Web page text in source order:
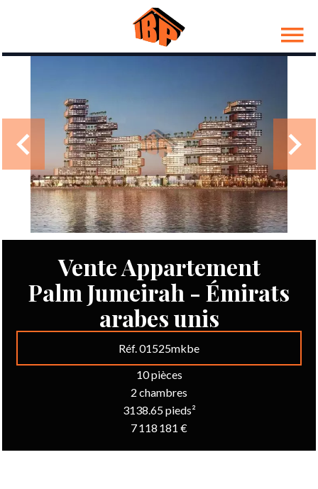
Vente Appartement
Palm Jumeirah - Émirats
arabes unis
Réf. 01525mkbe
10 pièces
2 chambres
3138.65 pieds²
7 118 181 €